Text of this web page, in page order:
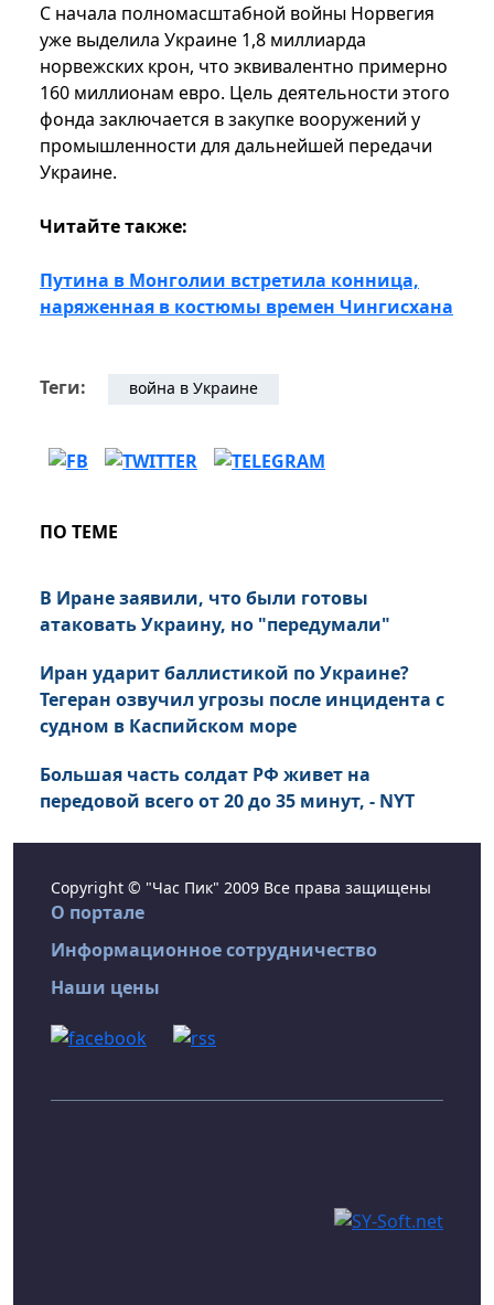
С начала полномасштабной войны Норвегия
уже выделила Украине 1,8 миллиарда
норвежских крон, что эквивалентно примерно
160 миллионам евро. Цель деятельности этого
фонда заключается в закупке вооружений у
промышленности для дальнейшей передачи
Украине.
Читайте также:
Путина в Монголии встретила конница,
наряженная в костюмы времен Чингисхана
Теги: война в Украине
ПО ТЕМЕ
В Иране заявили, что были готовы
атаковать Украину, но "передумали"
Иран ударит баллистикой по Украине?
Тегеран озвучил угрозы после инцидента с
судном в Каспийском море
Большая часть солдат РФ живет на
передовой всего от 20 до 35 минут, - NYT
Copyright © "Час Пик" 2009 Все права защищены
О портале
Информационное сотрудничество
Наши цены